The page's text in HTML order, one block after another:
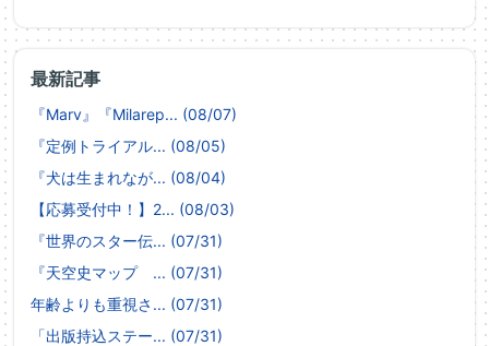
最新記事
『Marv』『Milarep... (08/07)
『定例トライアル... (08/05)
『犬は生まれなが... (08/04)
【応募受付中！】2... (08/03)
『世界のスター伝... (07/31)
『天空史マップ ... (07/31)
年齢よりも重視さ... (07/31)
「出版持込ステー... (07/31)